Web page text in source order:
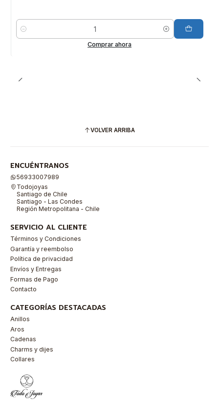
Cantidad
Comprar ahora
VOLVER ARRIBA
ENCUÉNTRANOS
56933007989
Todojoyas
Santiago de Chile
Santiago - Las Condes
Región Metropolitana - Chile
SERVICIO AL CLIENTE
Términos y Condiciones
Garantía y reembolso
Política de privacidad
Envíos y Entregas
Formas de Pago
Contacto
CATEGORÍAS DESTACADAS
Anillos
Aros
Cadenas
Charms y dijes
Collares